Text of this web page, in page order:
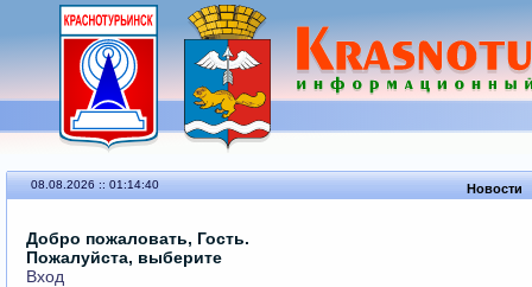
08.08.2026 :: 01:14:40 Новости
Добро пожаловать, Гость.
Пожалуйста, выберите
Вход